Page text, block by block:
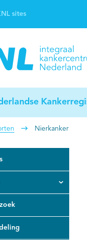
sites
Nierkanker